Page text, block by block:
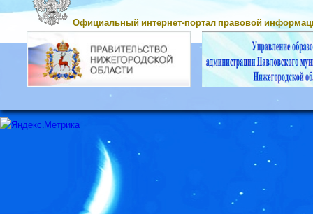
Официальный интернет-портал правовой